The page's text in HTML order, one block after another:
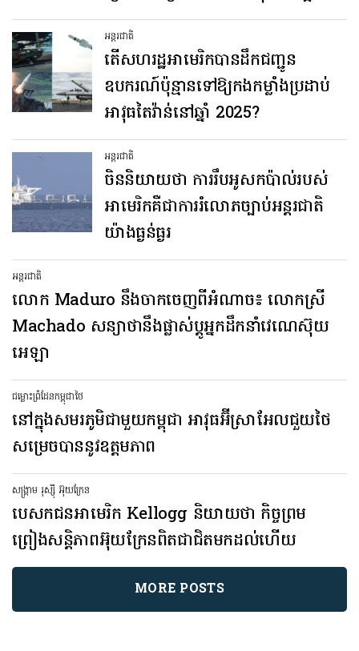
អន្តរជាតិ
តើសហរដ្ឋអាមេរិកបានដឹកជញ្ជូន
ឧបករណ៍ប៉ុន្មានទៅឱ្យកងកម្លាំងប្រដាប់
អាវុធតៃវ៉ាន់នៅឆ្នាំ 2025?
អន្តរជាតិ
ចិន​និយាយថា ការរឹបអូស​កប៉ាល់​របស់​
អាមេរិក​គឺជា​ការរំលោភ​ច្បាប់​អន្តរជាតិ​
យ៉ាងធ្ងន់ធ្ងរ
អន្តរជាតិ
លោក Maduro នឹងចាកចេញពីអំណាច៖ លោកស្រី​
Machado សន្យាថានឹងផ្លាស់ប្តូអ្នកដឹកនាំវេណេស៊ុយ
អេឡា
ជម្លោះព្រំដែនកម្ពុជាថៃ
នៅក្នុងសមរភូមិជាមួយកម្ពុជា អាវុធអ៊ីស្រាអែលជួយថៃ
សម្រេចបាននូវឧត្តមភាព
សង្គ្រាម រុស្ស៊ី អ៊ុយក្រែន
បេសកជន​អាមេរិក Kellogg និយាយថា កិច្ចព្រម
ព្រៀង​សន្តិភាព​អ៊ុយក្រែន​ពិតជា​ជិត​មកដល់​ហើយ
MORE POSTS